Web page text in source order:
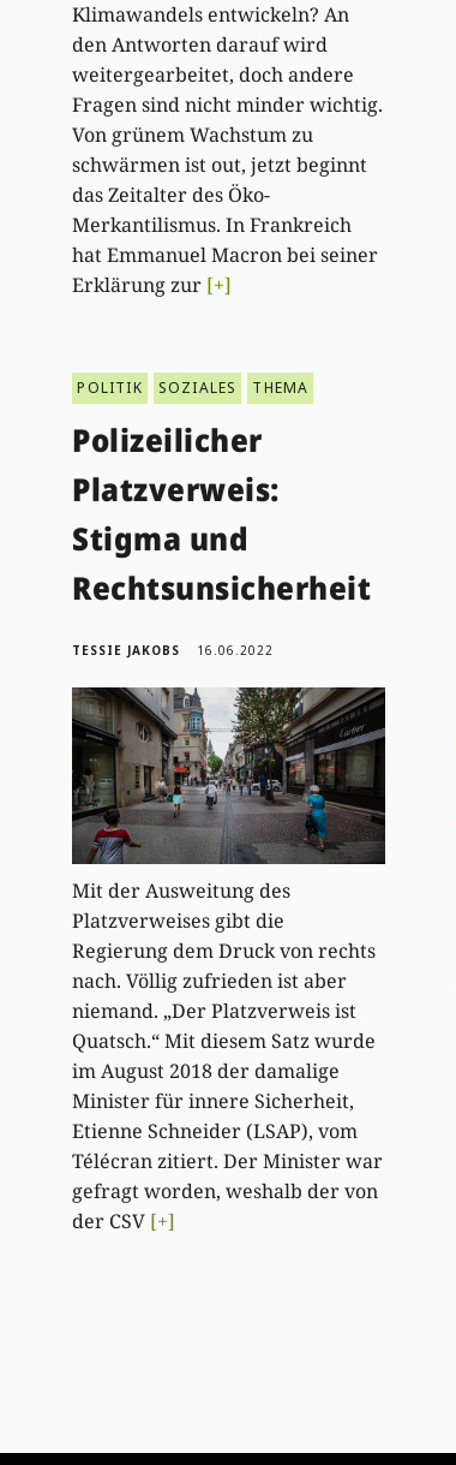
Klimawandels entwickeln? An
den Antworten darauf wird
weitergearbeitet, doch andere
Fragen sind nicht minder wichtig.
Von grünem Wachstum zu
schwärmen ist out, jetzt beginnt
das Zeitalter des Öko-
Merkantilismus. In Frankreich
hat Emmanuel Macron bei seiner
Erklärung zur [+]
POLITIK SOZIALES THEMA
Polizeilicher
Platzverweis:
Stigma und
Rechtsunsicherheit
TESSIE JAKOBS 16.06.2022
Mit der Ausweitung des
Platzverweises gibt die
Regierung dem Druck von rechts
nach. Völlig zufrieden ist aber
niemand. „Der Platzverweis ist
Quatsch.“ Mit diesem Satz wurde
im August 2018 der damalige
Minister für innere Sicherheit,
Etienne Schneider (LSAP), vom
Télécran zitiert. Der Minister war
gefragt worden, weshalb der von
der CSV [+]